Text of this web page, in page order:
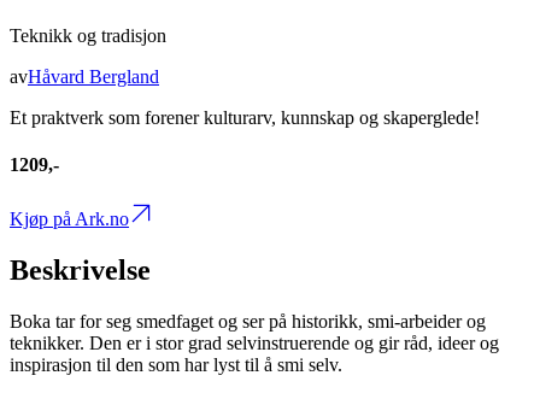
Teknikk og tradisjon
avHåvard Bergland
Et praktverk som forener kulturarv, kunnskap og skaperglede!
1209,-
Kjøp på Ark.no
Beskrivelse
Boka tar for seg smedfaget og ser på historikk, smi-arbeider og
teknikker. Den er i stor grad selvinstruerende og gir råd, ideer og
inspirasjon til den som har lyst til å smi selv.